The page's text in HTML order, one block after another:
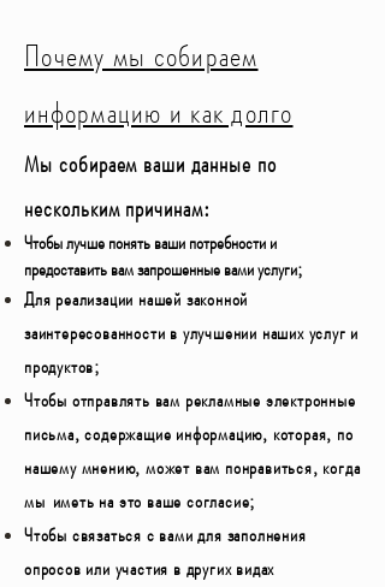
Почему мы собираем
информацию и как долго
Мы собираем ваши данные по
нескольким причинам:
Чтобы лучше понять ваши потребности и
предоставить вам запрошенные вами услуги;
Для реализации нашей законной
заинтересованности в улучшении наших услуг и
продуктов;
Чтобы отправлять вам рекламные электронные
письма, содержащие информацию, которая, по
нашему мнению, может вам понравиться, когда
мы иметь на это ваше согласие;
Чтобы связаться с вами для заполнения
опросов или участия в других видах